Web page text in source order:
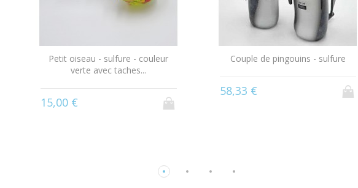
Petit oiseau - sulfure - couleur
verte avec taches...
15,00 €
Couple de pingouins - sulfure
58,33 €